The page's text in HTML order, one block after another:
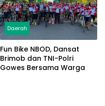
Daerah
Fun Bike NBOD, Dansat
Brimob dan TNI-Polri
Gowes Bersama Warga